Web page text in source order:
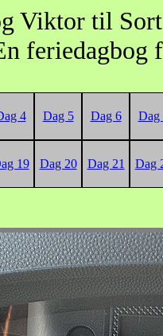
Viktor til
feriedagbog
4 Dag 5 Dag 6 Dag
19 Dag 20 Dag 21 Dag